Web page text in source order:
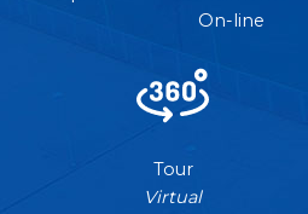
On-line
Tour
Virtual